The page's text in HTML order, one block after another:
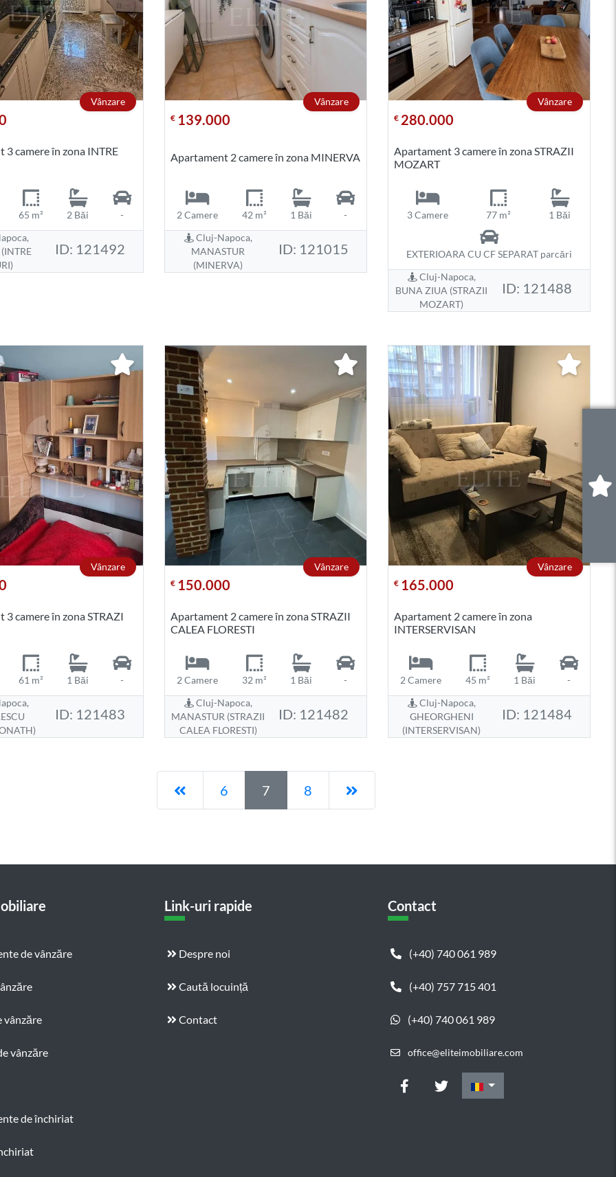
Vânzare
3 camere în zona INTRE
65 m² 2 Băi
-
ID: 121492
Vânzare
€ 139.000
Apartament 2 camere în zona MINERVA
2 Camere 42 m² 1 Băi
-
Cluj-Napoca,
MANASTUR
(MINERVA)
ID: 121015
Vânzare
€ 280.000
Apartament 3 camere în zona STRAZII
MOZART
3 Camere 77 m² 1 Băi
EXTERIOARA CU CF SEPARAT parcări
Cluj-Napoca,
BUNA ZIUA (STRAZII
MOZART)
ID: 121488
Vânzare
3 camere în zona STRAZI
61 m² 1 Băi
-
ID: 121483
Vânzare
€ 150.000
Apartament 2 camere în zona STRAZII
CALEA FLORESTI
2 Camere 32 m² 1 Băi
-
Cluj-Napoca,
MANASTUR (STRAZII
CALEA FLORESTI)
ID: 121482
Vânzare
€ 165.000
Apartament 2 camere în zona
INTERSERVISAN
2 Camere 45 m² 1 Băi
-
Cluj-Napoca,
GHEORGHENI
(INTERSERVISAN)
ID: 121484
Pagina anterioară
6 7 8 Pagina următoare
de vânzăre
vânzăre
vânzăre
de închiriat
Link-uri rapide
Despre noi
Caută locuință
Contact
Contact
(+40) 740 061 989
(+40) 757 715 401
(+40) 740 061 989
office@eliteimobiliare.com